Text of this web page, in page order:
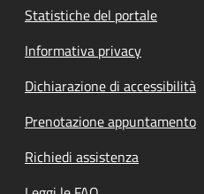
Statistiche del portale
Informativa privacy
Dichiarazione di accessibilità
Prenotazione appuntamento
Richiedi assistenza